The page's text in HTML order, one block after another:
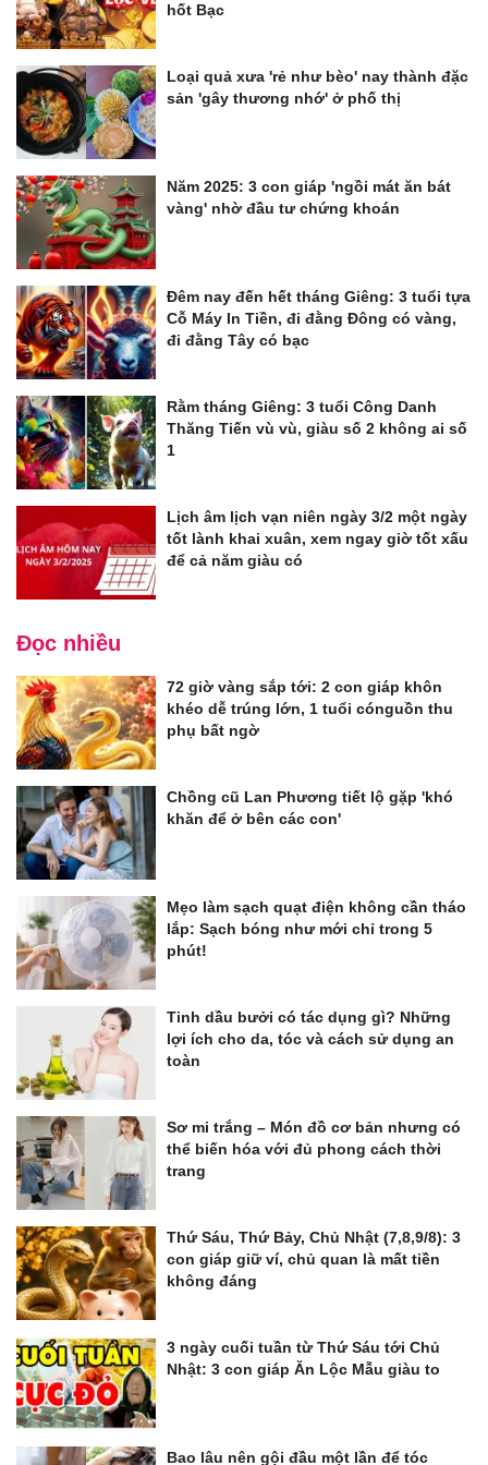
hốt Bạc
Loại quả xưa 'rẻ như bèo' nay thành đặc
sản 'gây thương nhớ' ở phố thị
Năm 2025: 3 con giáp 'ngồi mát ăn bát
vàng' nhờ đầu tư chứng khoán
Đêm nay đến hết tháng Giêng: 3 tuổi tựa
Cỗ Máy In Tiền, đi đằng Đông có vàng,
đi đằng Tây có bạc
Rằm tháng Giêng: 3 tuổi Công Danh
Thăng Tiến vù vù, giàu số 2 không ai số
1
Lịch âm lịch vạn niên ngày 3/2 một ngày
tốt lành khai xuân, xem ngay giờ tốt xấu
để cả năm giàu có
Đọc nhiều
72 giờ vàng sắp tới: 2 con giáp khôn
khéo dễ trúng lớn, 1 tuổi cónguồn thu
phụ bất ngờ
Chồng cũ Lan Phương tiết lộ gặp 'khó
khăn để ở bên các con'
Mẹo làm sạch quạt điện không cần tháo
lắp: Sạch bóng như mới chỉ trong 5
phút!
Tinh dầu bưởi có tác dụng gì? Những
lợi ích cho da, tóc và cách sử dụng an
toàn
Sơ mi trắng – Món đồ cơ bản nhưng có
thể biến hóa với đủ phong cách thời
trang
Thứ Sáu, Thứ Bảy, Chủ Nhật (7,8,9/8): 3
con giáp giữ ví, chủ quan là mất tiền
không đáng
3 ngày cuối tuần từ Thứ Sáu tới Chủ
Nhật: 3 con giáp Ăn Lộc Mẫu giàu to
Bao lâu nên gội đầu một lần để tóc